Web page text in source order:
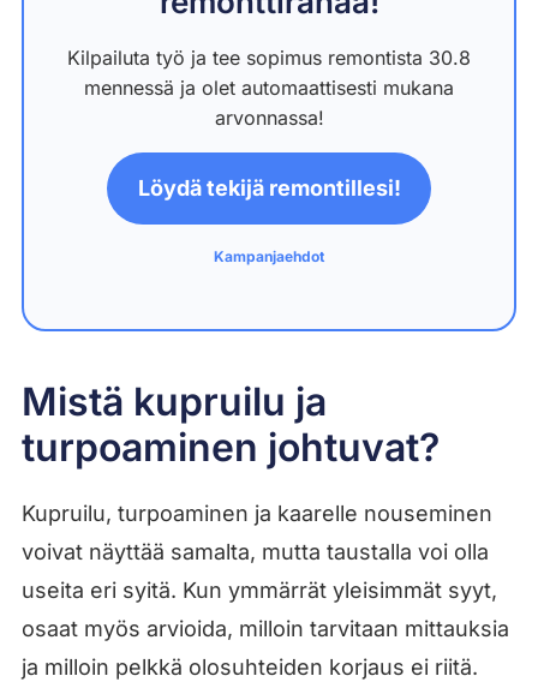
Kilpailuta työ ja tee sopimus remontista 30.8
mennessä ja olet automaattisesti mukana
arvonnassa!
Löydä tekijä remontillesi!
Kampanjaehdot
Mistä kupruilu ja
turpoaminen johtuvat?
Kupruilu, turpoaminen ja kaarelle nouseminen
voivat näyttää samalta, mutta taustalla voi olla
useita eri syitä. Kun ymmärrät yleisimmät syyt,
osaat myös arvioida, milloin tarvitaan mittauksia
ja milloin pelkkä olosuhteiden korjaus ei riitä.